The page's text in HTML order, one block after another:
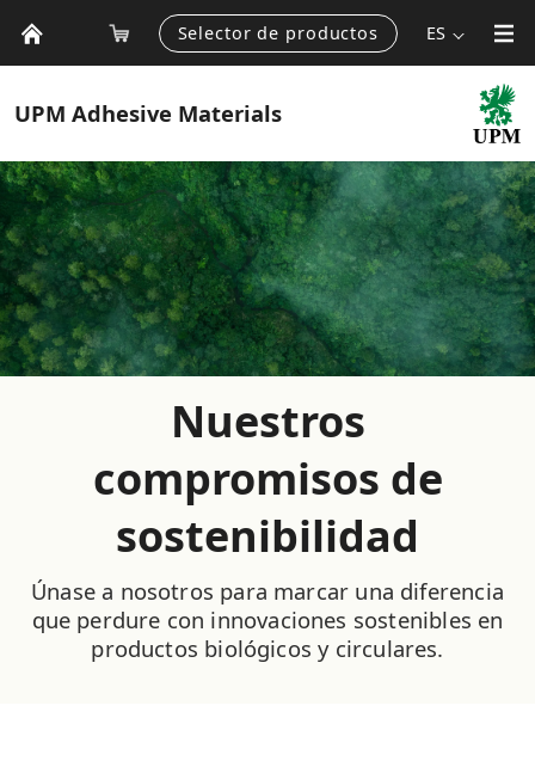
Selector de productos ES
UPM Adhesive Materials
Nuestros
compromisos de
sostenibilidad
Únase a nosotros para marcar una diferencia
que perdure con innovaciones sostenibles en
productos biológicos y circulares.